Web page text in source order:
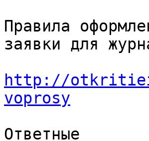
Правила
заявки для
http://
voprosy
Ответные